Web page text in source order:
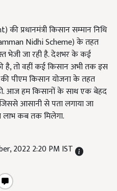
प्रधानमंत्री किसान सम्मान निधि
Nidhi Scheme) के तहत
भेजी जा रही है. देशभर के कई
तो वहीं कई किसान अभी तक इस
पीएम किसान योजना के तहत
आज हम किसानों के साथ एक बेहद
आसानी से पता लगाया जा
लाभ कब तक मिलेगा.
2022 2:20 PM IST